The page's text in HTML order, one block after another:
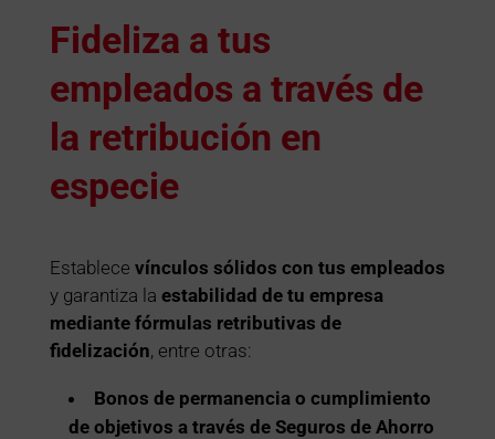
Fideliza a tus
empleados a través de
la retribución en
especie
Establece vínculos sólidos con tus empleados
y garantiza la estabilidad de tu empresa
mediante fórmulas retributivas de
fidelización, entre otras:
Bonos de permanencia o cumplimiento
de objetivos a través de Seguros de Ahorro